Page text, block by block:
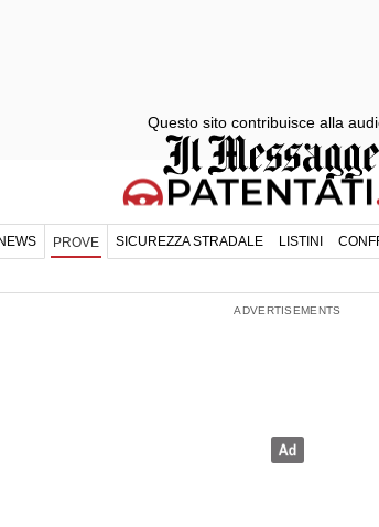
NEWS PROVE SICUREZZA STRADALE LISTINI
Questo sito contribuisce alla